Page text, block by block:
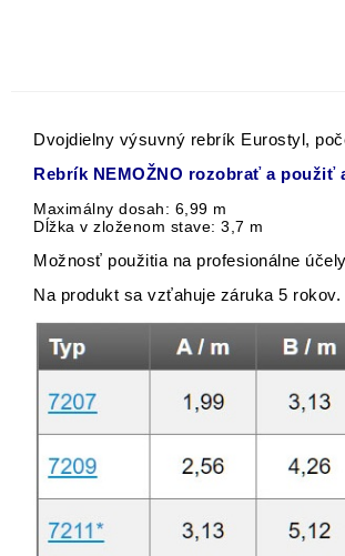
Dvojdielny výsuvný rebrík Eurostyl,
Rebrík NEMOŽNO rozobrať a použiť
Maximálny dosah: 6,99 m
Dĺžka v zloženom stave: 3,7 m
Možnosť použitia na profesionálne
Na produkt sa vzťahuje záruka 5 rokov.